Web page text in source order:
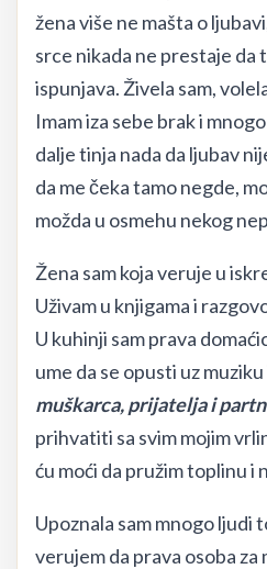
žena više ne mašta o
srce nikada ne prestaje da
ispunjava. Živela sam,
Imam iza sebe brak i
dalje tinja nada da ljubav
da me čeka tamo negde,
možda u osmehu nekog
Žena sam koja veruje u
Uživam u knjigama i
U kuhinji sam prava
ume da se opusti uz muziku
muškarca, prijatelja i
prihvatiti sa svim mojim
ću moći da pružim toplinu i
Upoznala sam mnogo ljudi
verujem da prava osoba